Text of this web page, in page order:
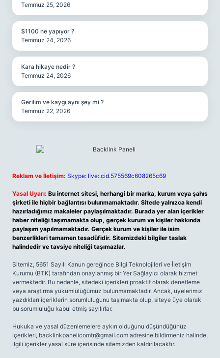
Temmuz 25, 2026
$1100 ne yapıyor ?
Temmuz 24, 2026
Kara hikaye nedir ?
Temmuz 24, 2026
Gerilim ve kaygı aynı şey mi ?
Temmuz 22, 2026
Reklam ve İletişim: Skype: live:.cid.575569c608265c69
Yasal Uyarı: Bu internet sitesi, herhangi bir marka, kurum veya şahıs
şirketi ile hiçbir bağlantısı bulunmamaktadır. Sitede yalnızca kendi
hazırladığımız makaleler paylaşılmaktadır. Burada yer alan içerikler
haber niteliği taşımamakta olup, gerçek kurum ve kişiler hakkında
paylaşım yapılmamaktadır. Gerçek kurum ve kişiler ile isim
benzerlikleri tamamen tesadüfidir. Sitemizdeki bilgiler taslak
halindedir ve tavsiye niteliği taşımazlar.
Sitemiz, 5651 Sayılı Kanun gereğince Bilgi Teknolojileri ve İletişim
Kurumu (BTK) tarafından onaylanmış bir Yer Sağlayıcı olarak hizmet
vermektedir. Bu nedenle, sitedeki içerikleri proaktif olarak denetleme
veya araştırma yükümlülüğümüz bulunmamaktadır. Ancak, üyelerimiz
yazdıkları içeriklerin sorumluluğunu taşımakta olup, siteye üye olarak
bu sorumluluğu kabul etmiş sayılırlar.
Hukuka ve yasal düzenlemelere aykırı olduğunu düşündüğünüz
içerikleri, backlinkpanelicomtr@gmail.com adresine bildirmeniz halinde,
ilgili içerikler yasal süre içerisinde sitemizden kaldırılacaktır.